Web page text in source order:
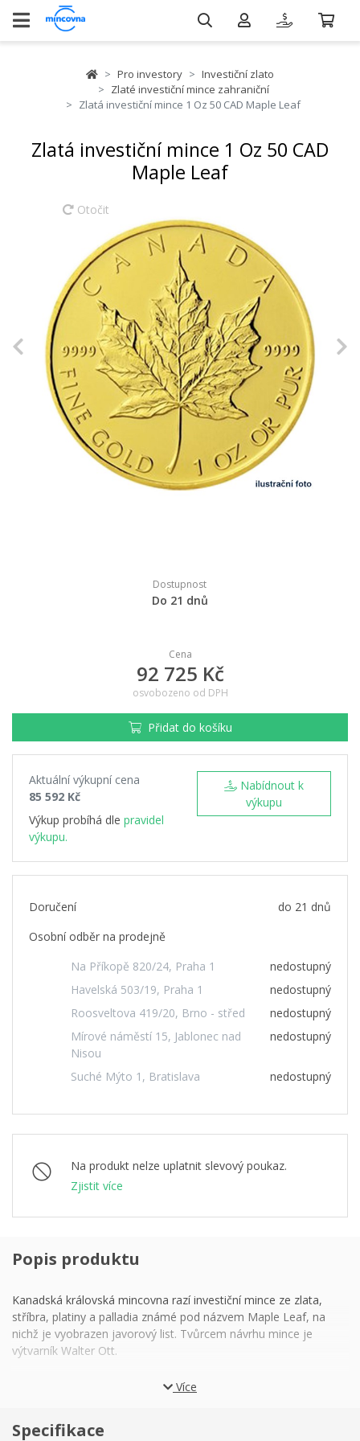
Pro investory
Investiční zlato
Zlaté investiční mince zahraniční
Zlatá investiční mince 1 Oz 50 CAD Maple Leaf
Zlatá investiční mince 1 Oz 50 CAD
Maple Leaf
Otočit
Previous
Dostupnost
Do 21 dnů
Cena
92 725 Kč
osvobozeno od DPH
Přidat do košíku
Aktuální výkupní cena
85 592 Kč
Výkup probíhá dle pravidel
výkupu.
výkupu
Doručení
do 21 dnů
Osobní odběr na prodejně
Na Příkopě 820/24, Praha 1
nedostupný
Havelská 503/19, Praha 1
nedostupný
Roosveltova 419/20, Brno - střed
nedostupný
Mírové náměstí 15, Jablonec nad
Nisou
nedostupný
Suché Mýto 1, Bratislava nedostupný
Na produkt nelze uplatnit slevový poukaz.
Zjistit více
Popis produktu
Kanadská královská mincovna razí investiční mince ze zlata,
stříbra, platiny a palladia známé pod názvem Maple Leaf, na
nichž je vyobrazen javorový list. Tvůrcem návrhu mince je
výtvarník Walter Ott.
Zlaté mince neobsahují žádné jiné kovy, jen čisté zlato vytěžené
mincovna je dodává ve velikostech 1/10 oz, 1/4 oz, 1/2 oz a
Více
Specifikace